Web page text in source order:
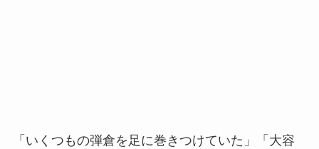
「いくつもの弾倉を足に巻きつけていた」「大容